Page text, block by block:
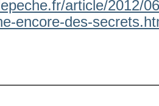
article/2012/
encore-des-